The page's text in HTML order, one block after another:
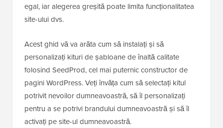
egal, iar alegerea greșită poate limita funcționalitatea
site-ului dvs.
Acest ghid vă va arăta cum să instalați și să
personalizați kituri de șabloane de înaltă calitate
folosind SeedProd, cel mai puternic constructor de
pagini WordPress. Veți învăța cum să selectați kitul
potrivit nevoilor dumneavoastră, să îl personalizați
pentru a se potrivi brandului dumneavoastră și să îl
activați pe site-ul dumneavoastră.